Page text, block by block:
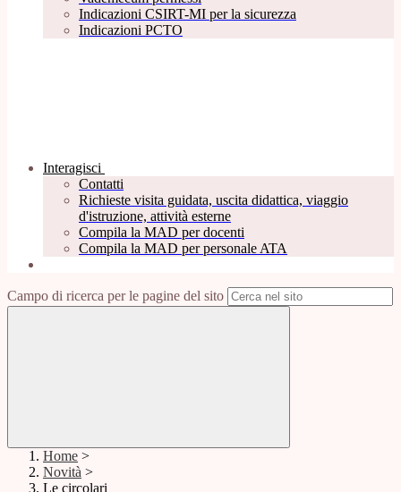
Indicazioni CSIRT-MI per la sicurezza
Indicazioni PCTO
Interagisci
Contatti
Richieste visita guidata, uscita didattica, viaggio
d'istruzione, attività esterne
Compila la MAD per docenti
Compila la MAD per personale ATA
Campo di ricerca per le pagine del sito
Home >
Novità >
Le circolari